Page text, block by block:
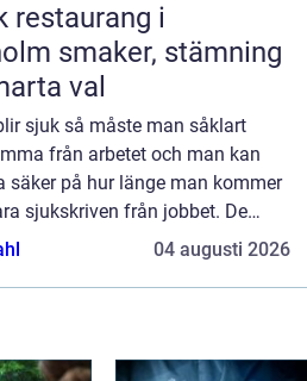
restaurang i
stämning
val
sjuk så måste man såklart
från arbetet och man kan
säker på hur länge man kommer
sjukskriven från jobbet. De
så är det i regel04 augusti 2026